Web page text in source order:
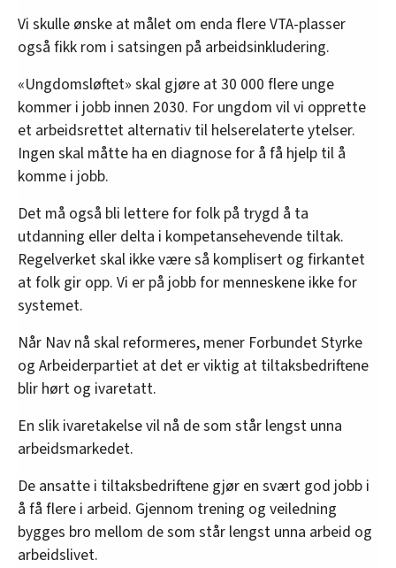
Vi skulle ønske at målet om enda flere VTA-plasser
også fikk rom i satsingen på arbeidsinkludering.
«Ungdomsløftet» skal gjøre at 30 000 flere unge
kommer i jobb innen 2030. For ungdom vil vi opprette
et arbeidsrettet alternativ til helserelaterte ytelser.
Ingen skal måtte ha en diagnose for å få hjelp til å
komme i jobb.
Det må også bli lettere for folk på trygd å ta
utdanning eller delta i kompetansehevende tiltak.
Regelverket skal ikke være så komplisert og firkantet
at folk gir opp. Vi er på jobb for menneskene ikke for
systemet.
Når Nav nå skal reformeres, mener Forbundet Styrke
og Arbeiderpartiet at det er viktig at tiltaksbedriftene
blir hørt og ivaretatt.
En slik ivaretakelse vil nå de som står lengst unna
arbeidsmarkedet.
De ansatte i tiltaksbedriftene gjør en svært god jobb i
å få flere i arbeid. Gjennom trening og veiledning
bygges bro mellom de som står lengst unna arbeid og
arbeidslivet.